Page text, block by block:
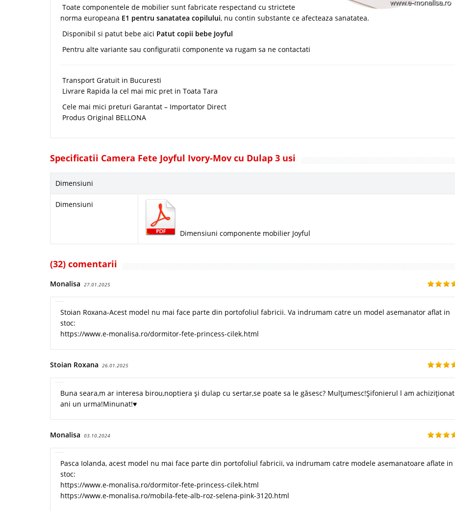
Toate componentele de mobilier sunt fabricate respectand cu strictete
norma europeana E1 pentru sanatatea copilului, nu contin substante ce afecteaza sanatatea.
Disponibil si patut bebe aici Patut copii bebe Joyful
Pentru alte variante sau configuratii componente va rugam sa ne contactati
Transport Gratuit in Bucuresti
Livrare Rapida la cel mai mic pret in Toata Tara
Cele mai mici preturi Garantat – Importator Direct
Produs Original BELLONA
Specificatii Camera Fete Joyful Ivory-Mov cu Dulap 3 usi
Dimensiuni
Dimensiuni
Dimensiuni componente mobilier Joyful
(32) comentarii
Monalisa 27.01.2025
Stoian Roxana-Acest model nu mai face parte din portofoliul fabricii. Va indrumam catre un model asemanator aflat in
stoc:
https://www.e-monalisa.ro/dormitor-fete-princess-cilek.html
Stoian Roxana 26.01.2025
Buna seara,m ar interesa birou,noptiera și dulap cu sertar,se poate sa le găsesc? Mulțumesc!Șifonierul l am achiziționat
ani un urma!Minunat!♥️
Monalisa 03.10.2024
Pasca Iolanda, acest model nu mai face parte din portofoliul fabricii, va indrumam catre modele asemanatoare aflate in
stoc:
https://www.e-monalisa.ro/dormitor-fete-princess-cilek.html
https://www.e-monalisa.ro/mobila-fete-alb-roz-selena-pink-3120.html